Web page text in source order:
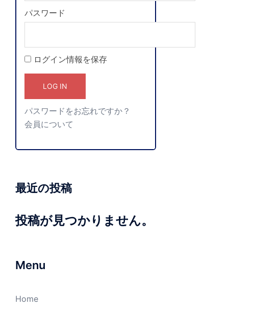
パスワード
ログイン情報を保存
パスワードをお忘れですか？
会員について
最近の投稿
投稿が見つかりません。
Menu
Home